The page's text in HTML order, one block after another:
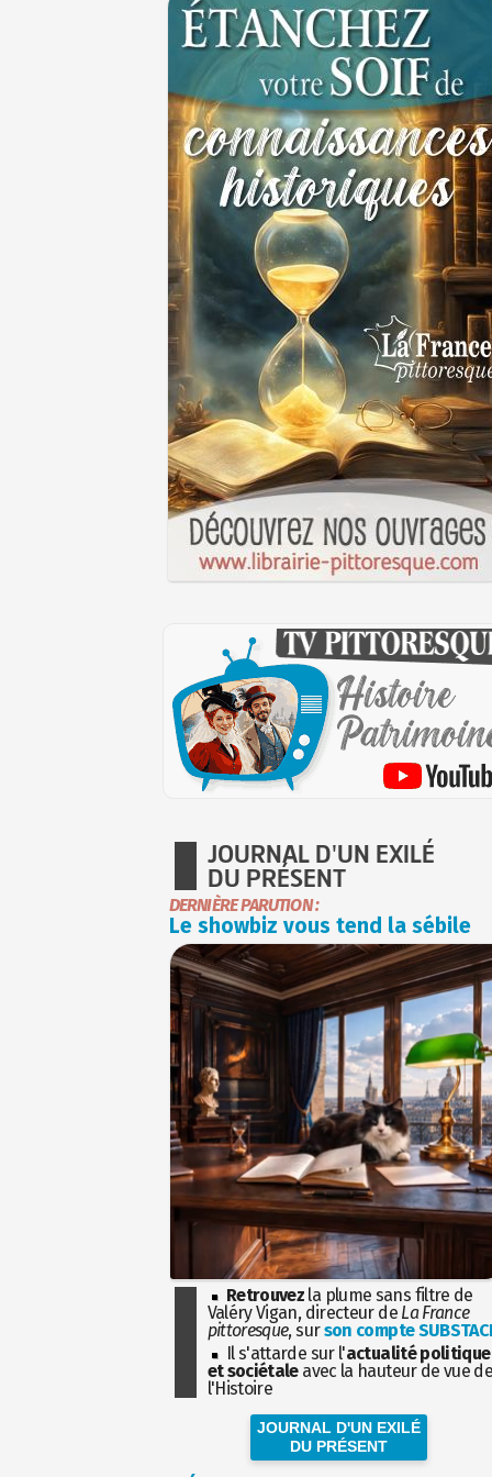
JOURNAL D'UN EXILÉ
DU PRÉSENT
DERNIÈRE PARUTION :
Le showbiz vous tend la sébile
Retrouvez la plume sans filtre de
Valéry Vigan, directeur de La France
pittoresque, surson compte
Il s'attarde sur l'actualité politique
et sociétaleavec la hauteur de vue
l'Histoire
JOURNAL D'UN EXILÉ
DU PRÉSENT